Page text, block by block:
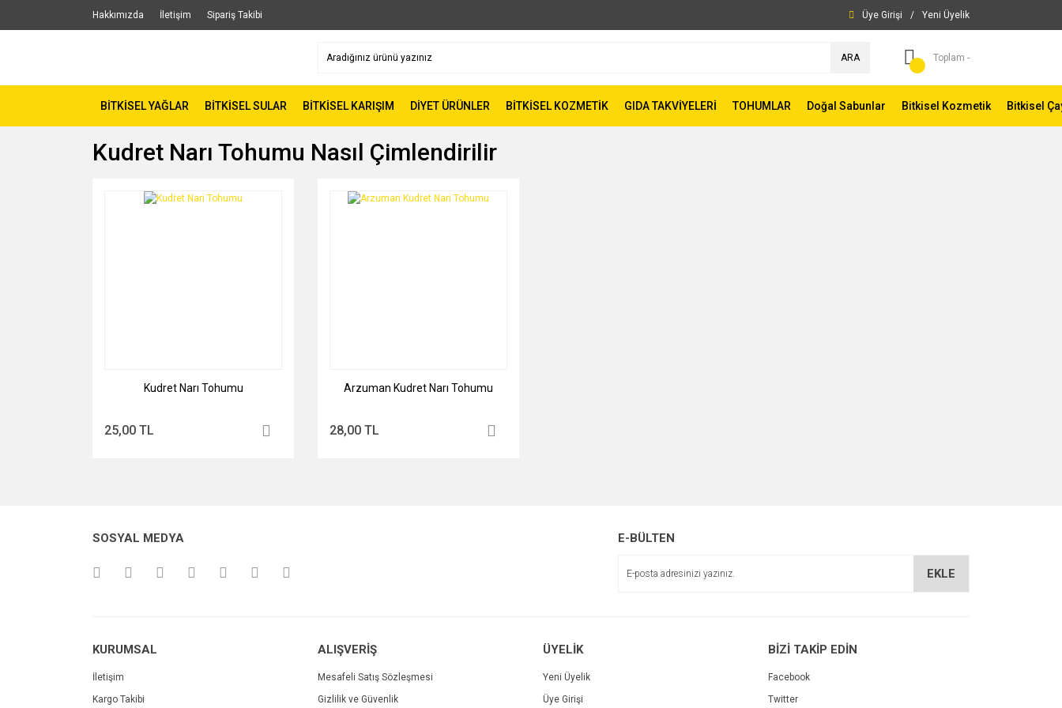
Hakkımızda İletişim Sipariş Takibi Üye Girişi / Yeni Üyelik
ARA Toplam -
BİTKİSEL YAĞLAR BİTKİSEL SULAR BİTKİSEL KARIŞIM DİYET ÜRÜNLER BİTKİSEL KOZMETİK GIDA TAKVİYELERİ TOHUMLAR Doğal Sabunlar Bitkisel Kozmetik Bitkisel
Kudret Narı Tohumu Nasıl Çimlendirilir
Kudret Narı Tohumu
25,00 TL
Arzuman Kudret Narı Tohumu
28,00 TL
SOSYAL MEDYA E-BÜLTEN
EKLE
KURUMSAL
İletişim
Kargo Takibi
ALIŞVERİŞ
Mesafeli Satış Sözleşmesi
Gizlilik ve Güvenlik
ÜYELİK
Yeni Üyelik
Üye Girişi
BİZİ TAKİP EDİN
Facebook
Twitter